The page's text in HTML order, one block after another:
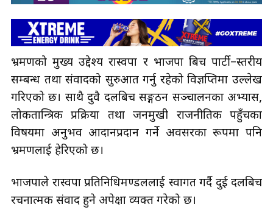
भ्रमणको मुख्य उद्देश्य रास्वपा र भाजपा बिच पार्टी–स्तरीय
सम्बन्ध तथा संवादको सुरुआत गर्नु रहेको विज्ञप्तिमा उल्लेख
गरिएको छ। साथै दुवै दलबिच सङ्गठन सञ्चालनका अभ्यास,
लोकतान्त्रिक प्रक्रिया तथा जनमुखी राजनीतिक पहुँचका
विषयमा अनुभव आदानप्रदान गर्ने अवसरका रूपमा पनि
भ्रमणलाई हेरिएको छ।
भाजपाले रास्वपा प्रतिनिधिमण्डललाई स्वागत गर्दै दुई दलबिच
रचनात्मक संवाद हुने अपेक्षा व्यक्त गरेको छ।